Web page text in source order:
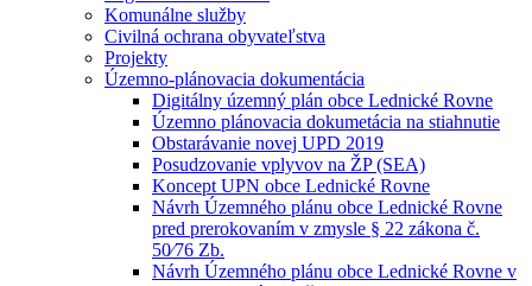
Komunálne služby
Civilná ochrana obyvateľstva
Projekty
Územno-plánovacia dokumentácia
Digitálny územný plán obce Lednické Rovne
Územno plánovacia dokumetácia na stiahnutie
Obstarávanie novej UPD 2019
Posudzovanie vplyvov na ŽP (SEA)
Koncept UPN obce Lednické Rovne
Návrh Územného plánu obce Lednické Rovne
pred prerokovaním v zmysle § 22 zákona č.
50⁄76 Zb.
Návrh Územného plánu obce Lednické Rovne v